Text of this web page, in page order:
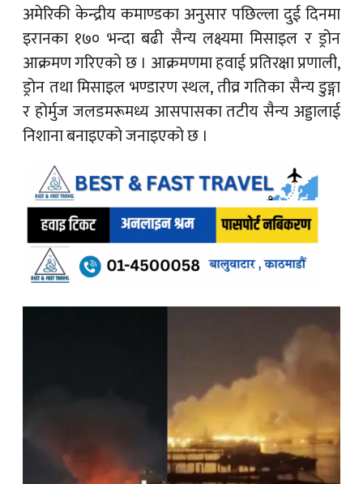
अमेरिकी केन्द्रीय कमाण्डका अनुसार पछिल्ला दुई दिनमा
इरानका १७० भन्दा बढी सैन्य लक्ष्यमा मिसाइल र ड्रोन
आक्रमण गरिएको छ । आक्रमणमा हवाई प्रतिरक्षा प्रणाली,
ड्रोन तथा मिसाइल भण्डारण स्थल, तीव्र गतिका सैन्य डुङ्गा
र होर्मुज जलडमरूमध्य आसपासका तटीय सैन्य अड्डालाई
निशाना बनाइएको जनाइएको छ ।